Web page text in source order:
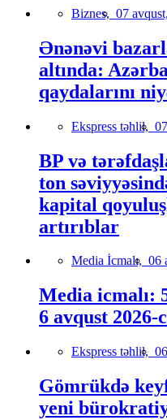
Biznes, 07
Ənənəvi
altında:
qaydalarını
Ekspress təhlil,
BP və
ton
kapital
artırıblar
Media İcmalı, 06
Media icmalı:
6 avqust 2026-
Ekspress təhlil,
Gömrükdə
yeni